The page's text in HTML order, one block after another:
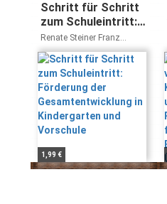
Schritt für Schritt
zum Schuleintritt:
Förderung der
Gesamtentwicklung
in Kindergarten und
Vorschule
Renate Steiner Franz
Steiner
1,99 €